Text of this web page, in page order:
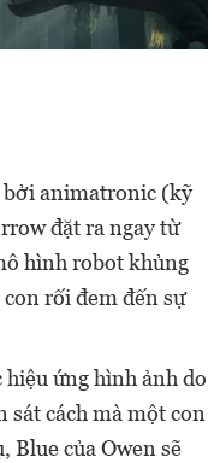
bởi animatronic (kỹ
đặt ra ngay từ
hình robot khủng
rối đem đến sự
ứng hình ảnh do
sát cách mà một con
Blue của Owen sẽ